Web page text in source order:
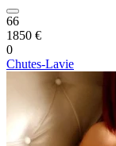
66
1850 €
0
Chutes-Lavie